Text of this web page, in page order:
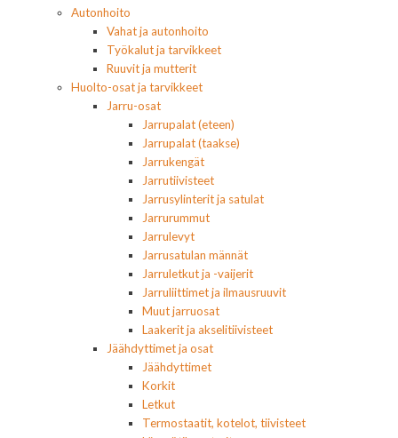
Autonhoito
Vahat ja autonhoito
Työkalut ja tarvikkeet
Ruuvit ja mutterit
Huolto-osat ja tarvikkeet
Jarru-osat
Jarrupalat (eteen)
Jarrupalat (taakse)
Jarrukengät
Jarrutiivisteet
Jarrusylinterit ja satulat
Jarrurummut
Jarrulevyt
Jarrusatulan männät
Jarruletkut ja -vaijerit
Jarruliittimet ja ilmausruuvit
Muut jarruosat
Laakerit ja akselitiivisteet
Jäähdyttimet ja osat
Jäähdyttimet
Korkit
Letkut
Termostaatit, kotelot, tiivisteet